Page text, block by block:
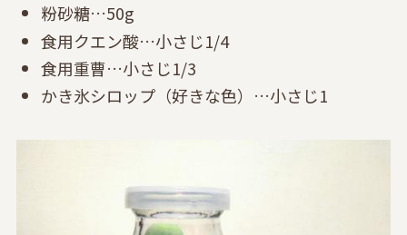
粉砂糖…50g
食用クエン酸…小さじ1/4
食用重曹…小さじ1/3
かき氷シロップ（好きな色）…小さじ1